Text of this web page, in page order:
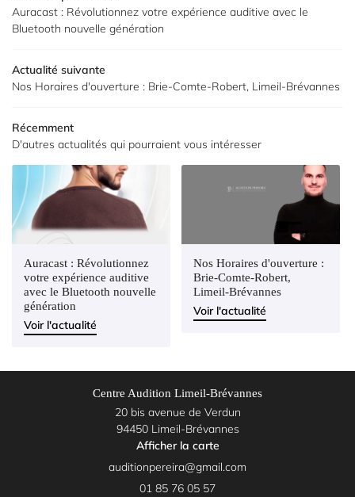
Auracast : Révolutionnez votre expérience auditive avec le
Bluetooth nouvelle génération
Actualité suivante
Nos Horaires d'ouverture : Brie-Comte-Robert, Limeil-Brévannes
Récemment
D'autres actualités qui pourraient vous intéresser
Auracast : Révolutionnez
votre expérience auditive
avec le Bluetooth nouvelle
génération
Voir l'actualité
Nos Horaires d'ouverture :
Brie-Comte-Robert,
Limeil-Brévannes
Voir l'actualité
Centre Audition Limeil-Brévannes
20 bis avenue de Verdun
94450 Limeil-Brévannes
Afficher la carte
01 85 76 05 57